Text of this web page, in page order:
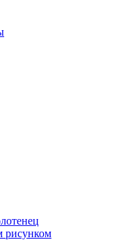
рисунком